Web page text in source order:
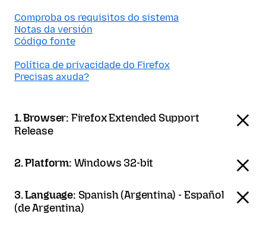
Comproba os requisitos do sistema
Notas da versión
Código fonte
Política de privacidade do Firefox
Precisas axuda?
1. Browser: Firefox Extended Support
Release
2. Platform: Windows 32-bit
3. Language: Spanish (Argentina) - Español
(de Argentina)